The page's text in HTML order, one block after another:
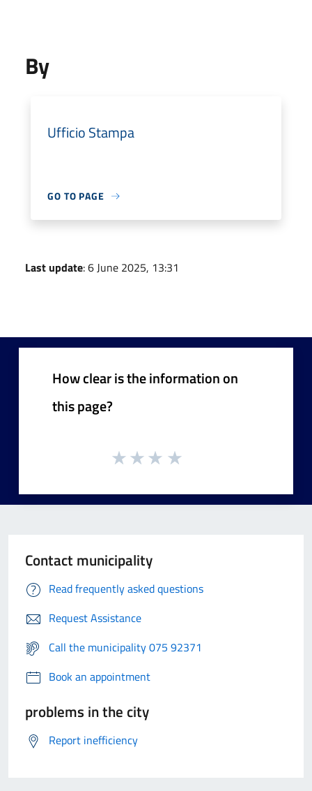
By
Ufficio Stampa
GO TO PAGE
Last update: 6 June 2025, 13:31
How clear is the information on
this page?
Contact municipality
Read frequently asked questions
Request Assistance
Call the municipality 075 92371
Book an appointment
problems in the city
Report inefficiency